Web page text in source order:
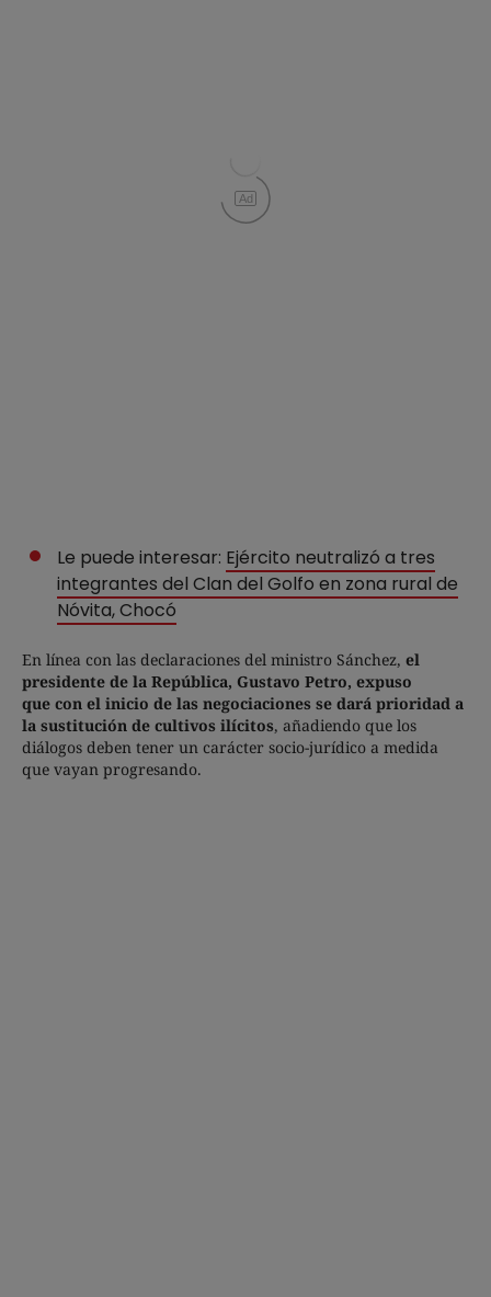
Ad
Le puede interesar: Ejército neutralizó a tres
integrantes del Clan del Golfo en zona rural de
Nóvita, Chocó
En línea con las declaraciones del ministro Sánchez, el
presidente de la República, Gustavo Petro, expuso
que con el inicio de las negociaciones se dará prioridad a
la sustitución de cultivos ilícitos, añadiendo que los
diálogos deben tener un carácter socio-jurídico a medida
que vayan progresando.